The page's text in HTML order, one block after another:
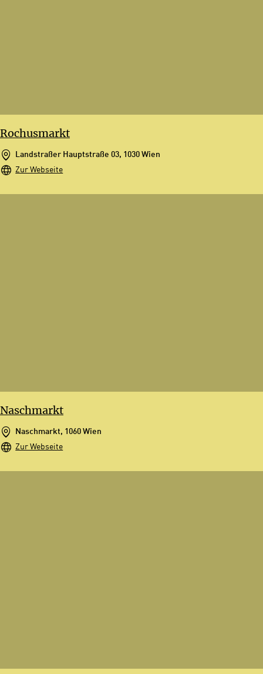
Rochusmarkt
Landstraßer Hauptstraße 03, 1030 Wien
Zur Webseite
Naschmarkt
Naschmarkt, 1060 Wien
Zur Webseite